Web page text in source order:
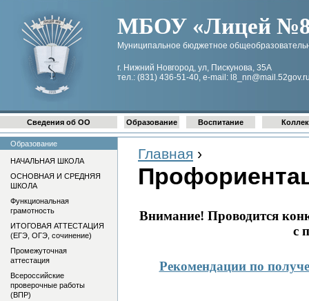
МБОУ «Лицей №8
Муниципальное бюджетное
г. Нижний Новгород, ул, Пискунова, 35А
тел.: (831) 436-51-40, e-mail:
Главная ›
Внимание! Проводится
с
Рекомендации по
Сведения об ОО Образование Воспитание
Образование
НАЧАЛЬНАЯ ШКОЛА
ОСНОВНАЯ И СРЕДНЯЯ
ШКОЛА
Функциональная
грамотность
ИТОГОВАЯ АТТЕСТАЦИЯ
(ЕГЭ, ОГЭ, сочинение)
Промежуточная
аттестация
Всероссийские
проверочные работы
(ВПР)